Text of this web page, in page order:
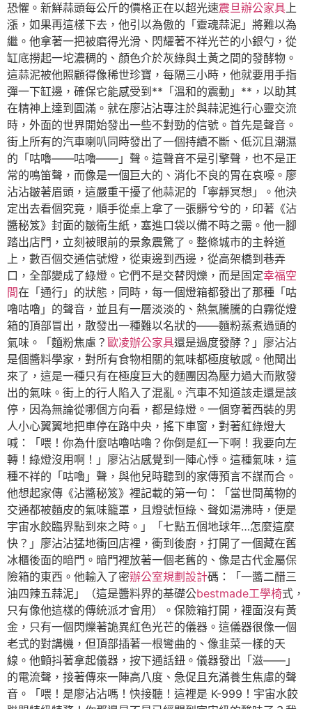
恐懼。新鮮蒜頭每公斤的價格正在以超光速震旦辦公家具上
漲，如果再這樣下去，他引以為傲的「靈魂蒜泥」將難以為
繼。他拿著一把被磨得光滑、閃耀著不祥光芒的小銀勺，從
缸底撈起一坨濃稠的、顏色介於灰綠與土黃之間的發酵物。
這蒜泥被他照顧得像稀世珍寶，每隔三小時，他就要用手指
彈一下缸邊，確保它能感受到**「溫和的震動」**，以助其
在精神上達到圓滿。就在廖沾沾專注於與蒜泥進行心靈交流
時，外面的世界開始發出一些不對勁的信號。首先是聲音。
街上所有的汽車喇叭同時發出了一個持續不斷、低沉且潮濕
的「咕嚕——咕嚕——」聲。這聲音不是引擎聲，也不是正
常的鳴笛聲，而像是一個巨大的、消化不良的胃在哀嚎。廖
沾沾皺著眉頭，這嚴重干擾了他蒜泥的「寧靜冥想」。他決
定出去看個究竟，順手從桌上拿了一張髒兮兮的，印著《沾
醬秘笈》封面的皺衛生紙，塞進口袋以備不時之需。他一腳
踏出店門，立刻被眼前的景象震驚了。整條城市的主幹道
上，數百個交通信號燈，從東邊到西邊，從高架橋到巷弄
口，全部變成了綠燈。它們不是交替閃爍，而是固定幸福空
間在「通行」的狀態，同時，每一個燈箱都發出了那種「咕
嚕咕嚕」的聲音，並且有一層淡淡的、熱氣騰騰的白霧從燈
箱的頂部冒出，散發出一種難以名狀的——麵粉蒸煮過頭的
氣味。「麵粉焦慮？ 歐凌辦公家具還是過度發酵？」廖沾沾
是個醬料學家，對所有食物相關的氣味都極度敏感。他聞出
來了，這是一種只有在極度巨大的麵團因為壓力過大而散發
出的氣味。街上的行人陷入了混亂。汽車不知道該走還是該
停，因為無論從哪個方向看，都是綠燈。一個穿著西裝的男
人小心翼翼地把車停在路中央，搖下車窗，對著紅綠燈大
喊：「喂！你為什麼咕嚕咕嚕？你倒是紅一下啊！我要向左
轉！綠燈沒用啊！」廖沾沾感覺到一陣心悸。這種氣味，這
種不祥的「咕嚕」聲，與他兒時聽到的家傳預言不謀而合。
他想起家傳《沾醬秘笈》裡記載的第一句：「當世間萬物的
交通都被麵皮的氣味籠罩，且燈號恒綠、聲如湯沸時，便是
宇宙水餃臨界點到來之時。」「七點五個地球年…怎麼這麼
快？」廖沾沾猛地衝回店裡，衝到後廚，打開了一個藏在舊
冰櫃後面的暗門。暗門裡放著一個老舊的、像是古代金屬保
險箱的東西。他輸入了密辦公室規劃設計碼：「一醬二醋三
油四辣五蒜泥」（這是醬料界的基礎公bestmade工學椅式，
只有像他這樣的傳統派才會用）。保險箱打開，裡面沒有黃
金，只有一個閃爍著詭異紅色光芒的儀器。這儀器很像一個
老式的對講機，但頂部插著一根彎曲的、像韭菜一樣的天
線。他顫抖著拿起儀器，按下通話鈕。儀器發出「滋——」
的電流聲，接著傳來一陣高八度、急促且充滿養生焦慮的聲
音。「喂！是廖沾沾嗎！快接聽！這裡是 K-999！宇宙水餃